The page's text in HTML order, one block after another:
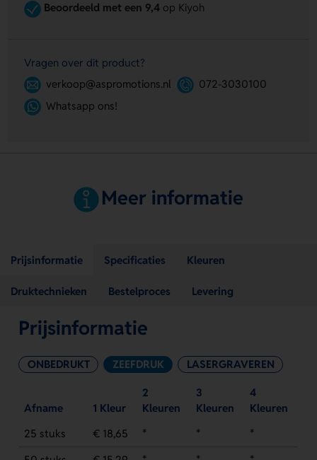
Beoordeeld met een 9,4op Kiyoh
Vragen over dit product?
verkoop@aspromotions.nl
072-3030100
Whatsapp ons!
Meer informatie
Prijsinformatie Specificaties Kleuren
Druktechnieken Bestelproces Levering
Prijsinformatie
ONBEDRUKT ZEEFDRUK LASERGRAVEREN
Afname 1 Kleur
2
Kleuren
3
Kleuren
4
Kleuren
25 stuks
€ 18,65 * *
*